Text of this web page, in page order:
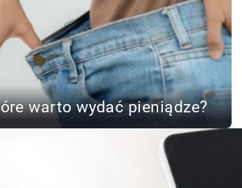
warto wydać pieniądze?